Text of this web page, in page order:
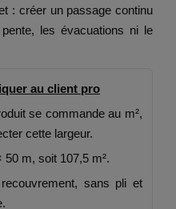
: créer un passage continu
les évacuations ni le
au client pro
se commande au m²,
cette largeur.
50 m, soit 107,5 m².
sans pli et